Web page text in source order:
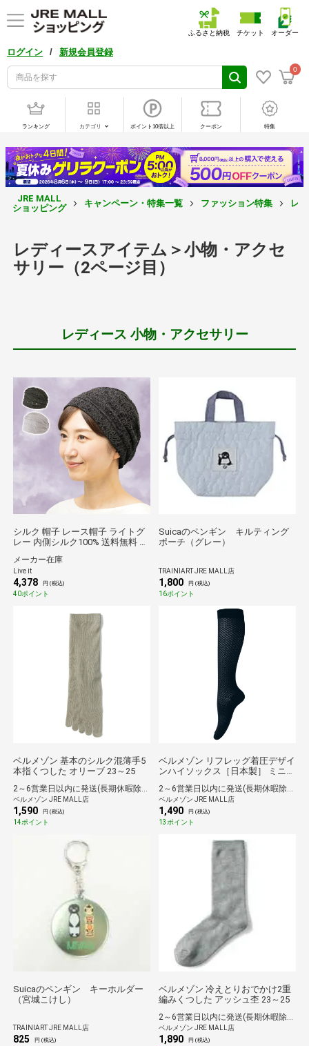
ログイン / 新規会員登録
0
ふるさと納税 チケット オーダー
ランキング カテゴリ ポイント10倍以上 クーポン 特集
JRE MALL
ショッピング
キャンペーン・特集一覧 ファッション特集 レ
レディースアイテム＞小物・アクセ
サリー（2ページ目）
レディース 小物・アクセサリー
シルク 帽子 レース帽子 ライトグ
レー 内側シルク100% 送料無料 髪
帽子 外出用 医療用帽子 白髪隠し
薄毛隠し ケア帽子 洗える 上品 伸
縮 JREポイント消化 ギフト 贈り
物
メーカー在庫
Live it
4,378 円 (税込)
40ポイント
Suicaのペンギン キルティング
ポーチ（グレー）
TRAINIART JRE MALL店
1,800 円 (税込)
16ポイント
ベルメゾン 基本のシルク混薄手5
本指くつした オリーブ 23～25
ベルメゾン JRE MALL店
1,590 円 (税込)
14ポイント
ベルメゾン リフレッグ着圧デザイ
ンハイソックス［日本製］ ミニダ
ベルメゾン JRE MALL店
1,490 円 (税込)
13ポイント
Suicaのペンギン キーホルダー
（宮城こけし）
TRAINIART JRE MALL店
825 円 (税込)
ベルメゾン 冷えとりおでかけ2重
編みくつした アッシュ杢 23～25
ベルメゾン JRE MALL店
1,890 円 (税込)